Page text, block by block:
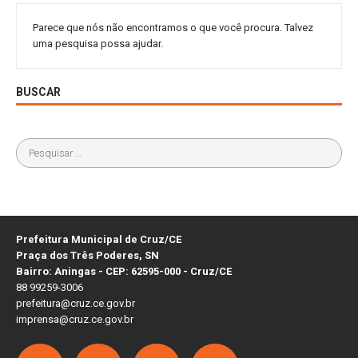
Parece que nós não encontramos o que você procura. Talvez
uma pesquisa possa ajudar.
BUSCAR
Prefeitura Municipal de Cruz/CE
Praça dos Três Poderes, SN
Bairro: Aningas - CEP: 62595-000 - Cruz/CE
88 99259-3006
prefeitura@cruz.ce.gov.br
imprensa@cruz.ce.gov.br